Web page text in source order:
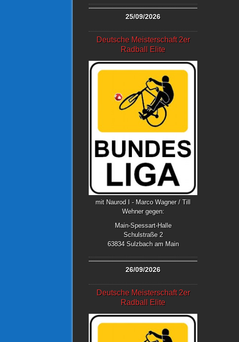
25/09/2026
Deutsche Meisterschaft 2er
Radball Elite
mit Naurod I - Marco Wagner / Till
Wehner gegen:
Main-Spessart-Halle
Schulstraße 2
63834 Sulzbach am Main
26/09/2026
Deutsche Meisterschaft 2er
Radball Elite